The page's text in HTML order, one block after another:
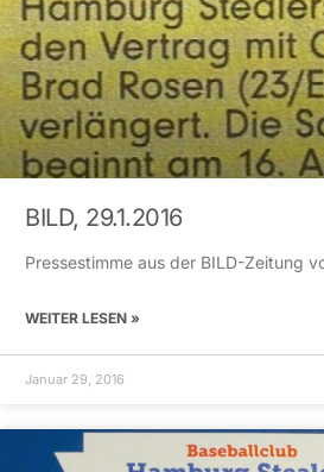
BILD, 29.1.2016
Pressestimme aus der BILD-Zeitung
WEITER LESEN »
Januar 29, 2016